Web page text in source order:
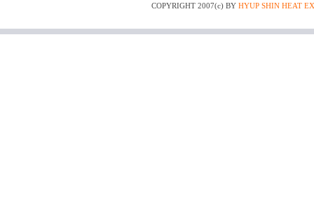
COPYRIGHT 2007(c) BY HYUP SHIN HEAT